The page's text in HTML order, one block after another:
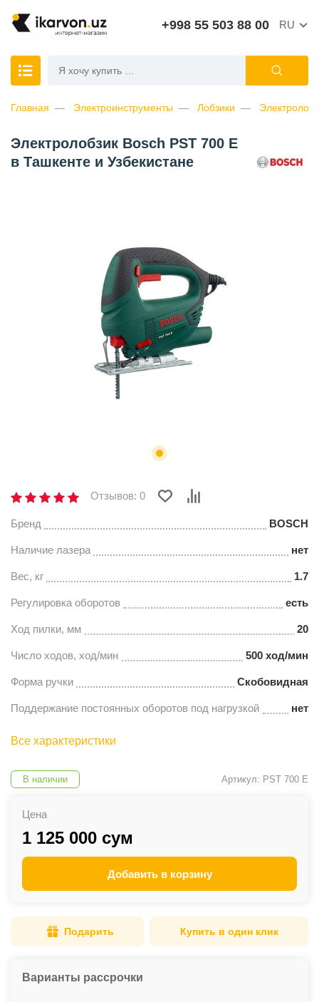
+998 55 503 88 00 RU
Главная Электроинструменты Лобзики
Электролобзик Bosch PST 700 E
в Ташкенте и Узбекистане
Отзывов: 0
Бренд BOSCH
Наличие лазера нет
Вес, кг 1.7
Регулировка оборотов есть
Ход пилки, мм 20
Число ходов, ход/мин 500 ход/мин
Форма ручки Скобовидная
Поддержание постоянных оборотов под нагрузкой нет
Все характеристики
В наличии Артикул: PST 700 E
Цена
1 125 000 сум
Добавить в корзину
Подарить Купить в один клик
Варианты рассрочки